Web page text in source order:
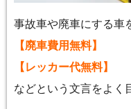
事故車や廃車にする車
【廃車費用無料】
【レッカー代無料】
などという文言をよく